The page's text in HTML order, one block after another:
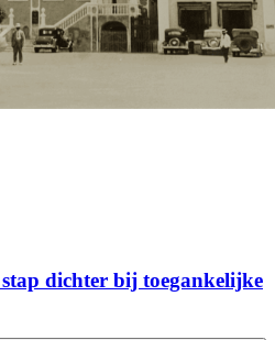
dichter bij toegankelijke